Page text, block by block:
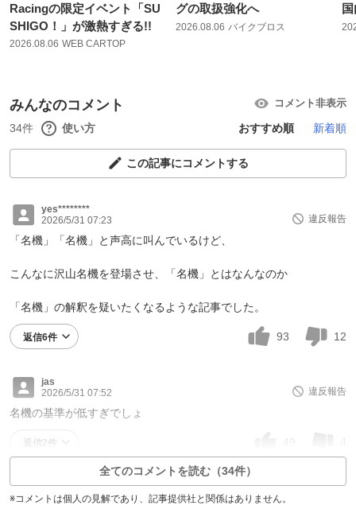
Racingの限定イベント「SU
SHIGO！」が激熱すぎる!!
2026.08.06 WEB CARTOP
グの取扱強化へ
2026.08.06 バイクブロス
みんなのコメント コメント非表示
34件 使い方 おすすめ順 新着順
この記事にコメントする
yes********
2026/5/31 07:23
違反報告
「名機」「名機」と声高に叫んでいるけど、
こんなに沢山名機を登場させ、「名機」とはなんなのか
「名機」の解釈を疑いたくなるような記事でした。
返信6件 93 12
jas
2026/5/31 07:52
違反報告
名機の基準が低すぎでしょ
返信2件 49 4
全てのコメントを読む（34件）
※コメントは個人の見解であり、記事提供社と関係はありません。